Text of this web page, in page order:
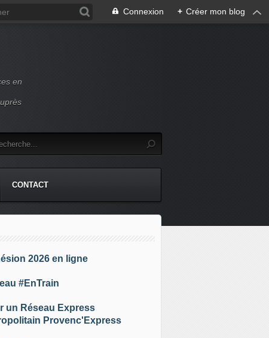
Connexion + Créer mon blog
en
CONTACT
2026 en ligne
#EnTrain
un Réseau Express
Provenc'Express